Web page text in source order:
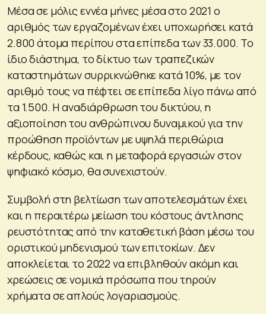
Μέσα σε μόλις εννέα μήνες μέσα στο 2021 ο
αριθμός των εργαζομένων έχει υποχωρήσει κατά
2.800 άτομα περίπου στα επίπεδα των 33.000. Το
ίδιο διάστημα, το δίκτυο των τραπεζικών
καταστημάτων συρρικνώθηκε κατά 10%, με τον
αριθμό τους να πέφτει σε επίπεδα λίγο πάνω από
τα 1.500. Η αναδιάρθρωση του δικτύου, η
αξιοποίηση του ανθρώπινου δυναμικού για την
προώθηση προϊόντων με υψηλά περιθώρια
κέρδους, καθώς και η μεταφορά εργασιών στον
ψηφιακό κόσμο, θα συνεχιστούν.
Συμβολή στη βελτίωση των αποτελεσμάτων έχει
και η περαιτέρω μείωση του κόστους άντλησης
ρευστότητας από την καταθετική βάση μέσω του
οριστικού μηδενισμού των επιτοκίων. Δεν
αποκλείεται το 2022 να επιβληθούν ακόμη και
χρεώσεις σε νομικά πρόσωπα που τηρούν
χρήματα σε απλούς λογαριασμούς.